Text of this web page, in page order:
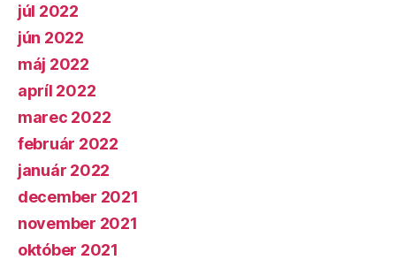
júl 2022
jún 2022
máj 2022
apríl 2022
marec 2022
február 2022
január 2022
december 2021
november 2021
október 2021